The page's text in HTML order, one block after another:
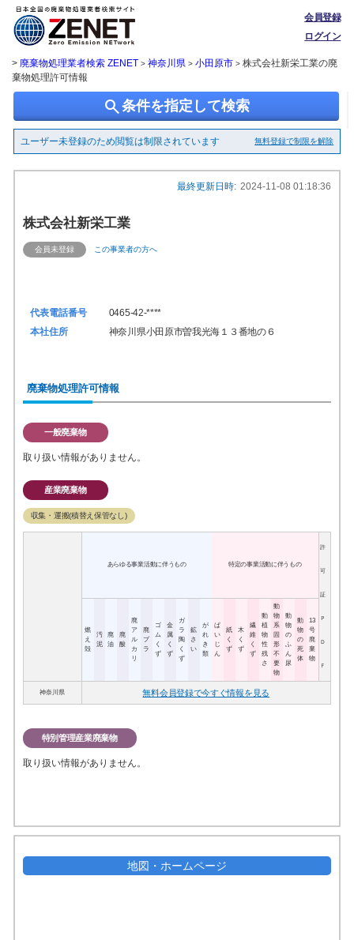
会員登録
ログイン
> 廃棄物処理業者検索 ZENET > 神奈川県 > 小田原市> 株式会社新栄工業の廃
棄物処理許可情報
search条件を指定して検索
ユーザー未登録のため閲覧は制限されています 無料登録で制限を解除
最終更新日時: 2024-11-08 01:18:36
株式会社新栄工業
会員未登録 この事業者の方へ
代表電話番号
0465-42-****
本社住所
神奈川県小田原市曽我光海１３番地の６
廃棄物処理許可情報
一般廃棄物
取り扱い情報がありません。
産業廃棄物
収集・運搬(積替え保管なし)
あらゆる事業活動に伴うもの 特定の事業活動に伴うもの
許
可
証
Ｐ
Ｄ
Ｆ
燃
え
殻
汚
泥
廃
油
廃
酸
廃
ア
ル
カ
リ
廃
プ
ラ
ゴ
ム
く
ず
金
属
く
ず
ガ
ラ
陶
く
ず
鉱
さ
い
が
れ
き
類
ば
い
じ
ん
紙
く
ず
木
く
ず
繊
維
く
ず
動
植
物
性
残
さ
動
物
系
固
形
不
要
物
動
物
の
ふ
ん
尿
動
物
の
死
体
13
号
廃
棄
物
神奈川県 無料会員登録で今すぐ情報を見る
特別管理産業廃棄物
取り扱い情報がありません。
地図・ホームページ